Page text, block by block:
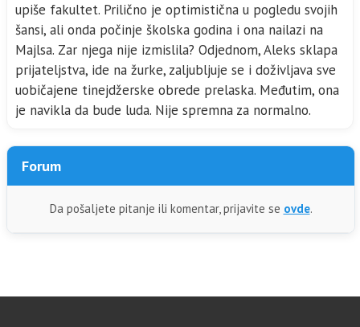
upiše fakultet. Prilično je optimistična u pogledu svojih
šansi, ali onda počinje školska godina i ona nailazi na
Majlsa. Zar njega nije izmislila? Odjednom, Aleks sklapa
prijateljstva, ide na žurke, zaljubljuje se i doživljava sve
uobičajene tinejdžerske obrede prelaska. Međutim, ona
je navikla da bude luda. Nije spremna za normalno.
Forum
Da pošaljete pitanje ili komentar, prijavite se ovde.